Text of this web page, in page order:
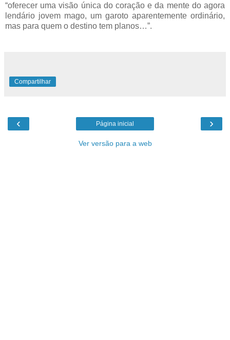
“oferecer uma visão única do coração e da mente do agora
lendário jovem mago, um garoto aparentemente ordinário,
mas para quem o destino tem planos…”.
Compartilhar
‹ ›
Página inicial
Ver versão para a web